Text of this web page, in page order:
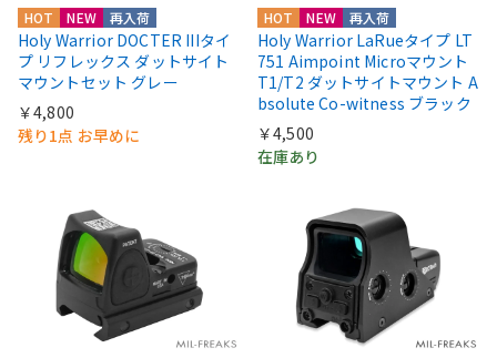
HOT NEW 再入荷
Holy Warrior DOCTER IIIタイ
プ リフレックス ダットサイト
マウントセット グレー
￥4,800
残り1点 お早めに
HOT NEW 再入荷
Holy Warrior LaRueタイプ LT
751 Aimpoint Microマウント
T1/T2 ダットサイトマウント A
bsolute Co-witness ブラック
￥4,500
在庫あり